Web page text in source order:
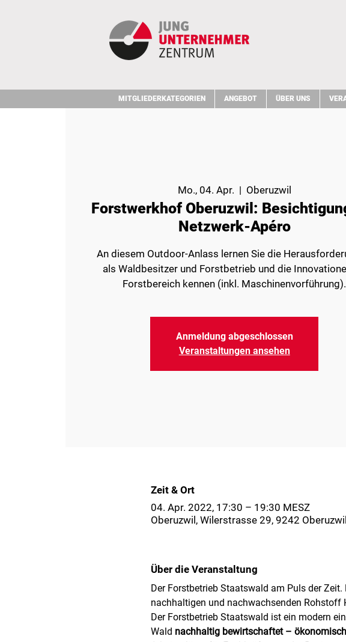
MITGLIEDERKATEGORIEN ANGEBOT ÜBER UNS
Mo., 04. Apr.
  |
Oberuzwil
Forstwerkhof Oberuzwil:
Netzwerk-Apéro
An diesem Outdoor-Anlass lernen Sie die
als Waldbesitzer und Forstbetrieb und die
Forstbereich kennen (inkl. Maschinenvorführung).
Anmeldung abgeschlossen
Veranstaltungen ansehen
Zeit & Ort
04. Apr. 2022, 17:30 – 19:30 MESZ
Oberuzwil, Wilerstrasse 29, 9242
Über die Veranstaltung
Der Forstbetrieb Staatswald am Puls der
nachhaltigen und nachwachsenden Rohstoff
Der Forstbetrieb Staatswald ist ein modern
Wald nachhaltig bewirtschaftet –